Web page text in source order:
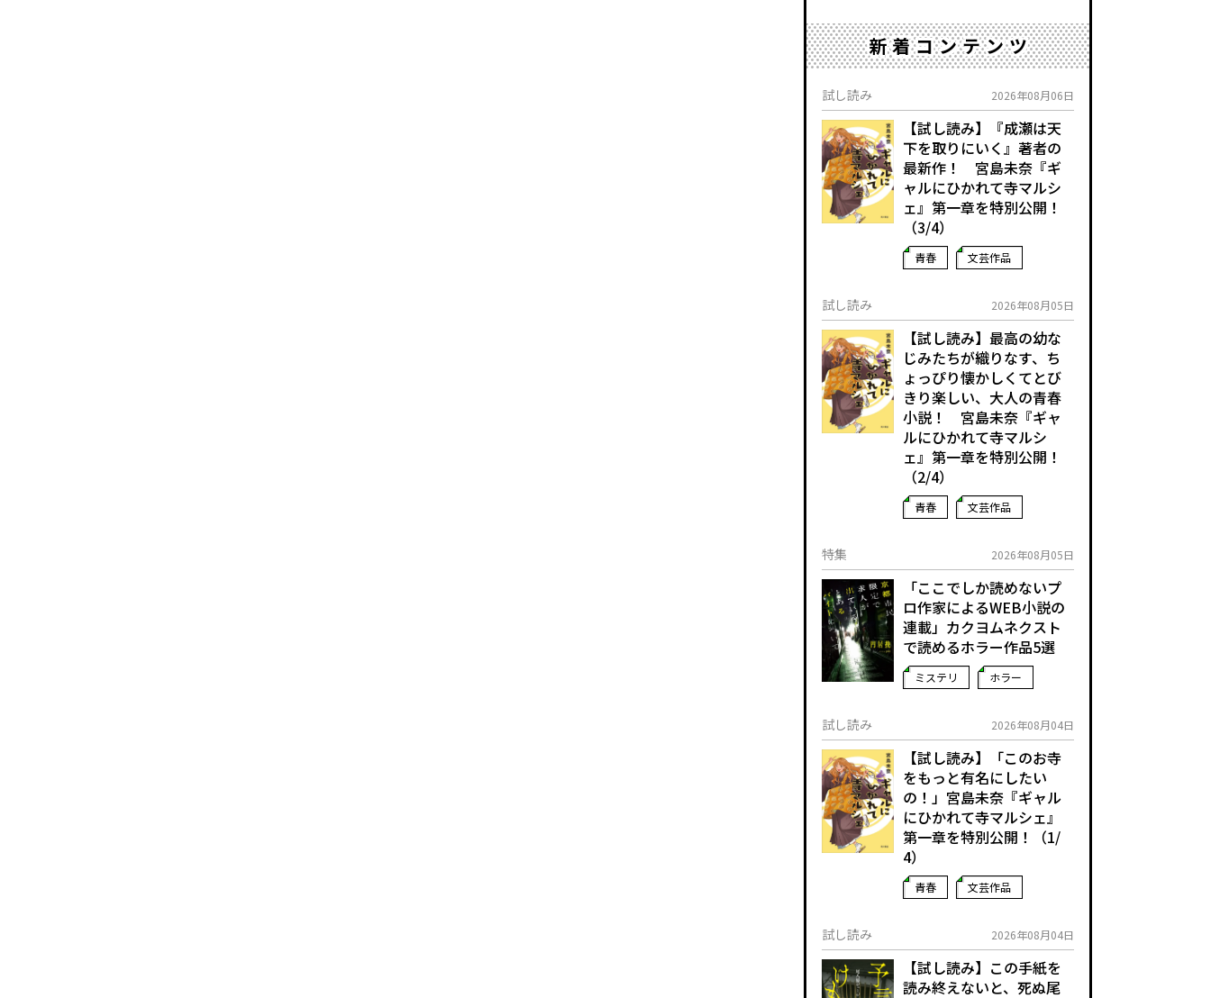
新着コンテンツ
試し読み 2026年08月06日
【試し読み】『成瀬は天
下を取りにいく』著者の
最新作！ 宮島未奈『ギ
ャルにひかれて寺マルシ
ェ』第一章を特別公開！
（3/4）
青春 文芸作品
試し読み 2026年08月05日
【試し読み】最高の幼な
じみたちが織りなす、ち
ょっぴり懐かしくてとび
きり楽しい、大人の青春
小説！ 宮島未奈『ギャ
ルにひかれて寺マルシ
ェ』第一章を特別公開！
（2/4）
青春 文芸作品
特集 2026年08月05日
「ここでしか読めないプ
ロ作家によるWEB小説の
連載」――カクヨムネクスト
で読めるホラー作品5選
ミステリ ホラー
試し読み 2026年08月04日
【試し読み】「このお寺
をもっと有名にしたい
の！」宮島未奈『ギャル
にひかれて寺マルシェ』
第一章を特別公開！（1/
4）
青春 文芸作品
試し読み 2026年08月04日
【試し読み】この手紙を
読み終えないと、死ぬ――尾